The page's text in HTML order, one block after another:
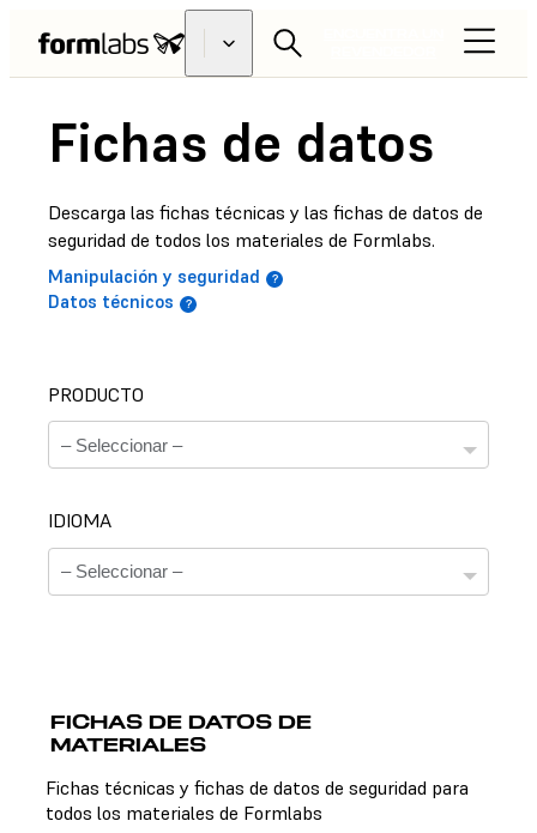
Fichas de datos
Descarga las fichas técnicas y las fichas de datos de
seguridad de todos los materiales de Formlabs.
Manipulación y seguridad
Datos técnicos
PRODUCTO
IDIOMA
No hay una ficha técnica disponible para el material
FICHAS DE DATOS DE
MATERIALES
Fichas técnicas y fichas de datos de seguridad para
todos los materiales de Formlabs